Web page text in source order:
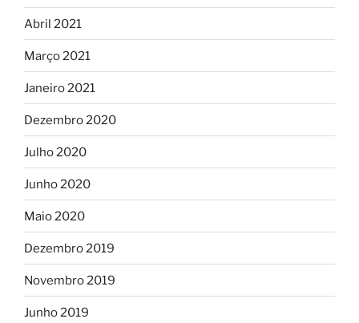
Abril 2021
Março 2021
Janeiro 2021
Dezembro 2020
Julho 2020
Junho 2020
Maio 2020
Dezembro 2019
Novembro 2019
Junho 2019